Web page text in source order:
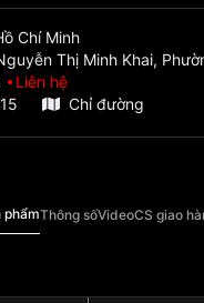
Chí Minh
Thị Minh Khai,
Liên hệ
Chỉ đường
phẩmThông sốVideoCS giao